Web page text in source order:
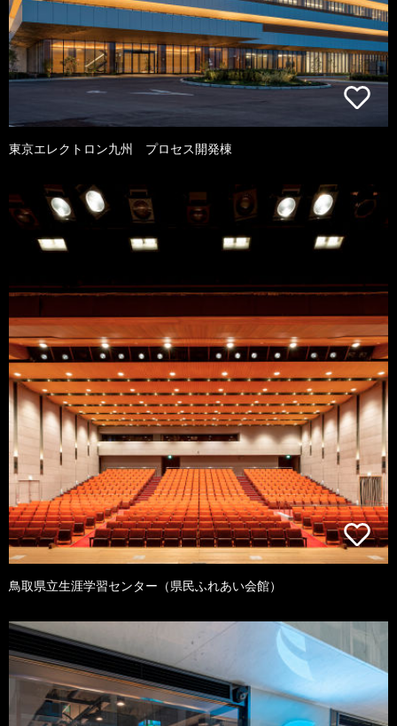
東京エレクトロン九州 プロセス開発棟
鳥取県立生涯学習センター（県民ふれあい会館）